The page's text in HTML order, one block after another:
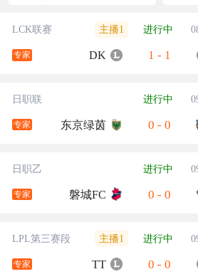
LCK联赛 主播1 进行中
专家 DK 1 - 1
日职联 进行中
专家 东京绿茵 0 - 0
日职乙 进行中
专家 磐城FC 0 - 0
LPL第三赛段 主播1 进行中
专家 TT 0 - 0